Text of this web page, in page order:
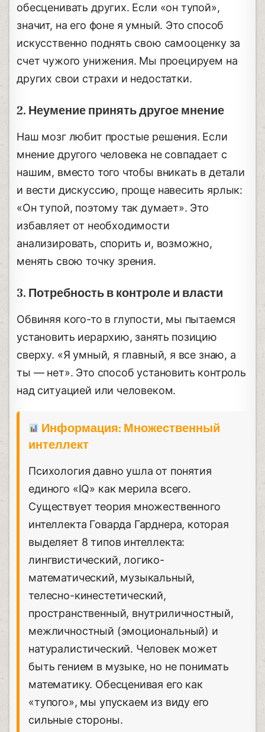
обесценивать других. Если «он тупой»,
значит, на его фоне я умный. Это способ
искусственно поднять свою самооценку за
счет чужого унижения. Мы проецируем на
других свои страхи и недостатки.
2. Неумение принять другое мнение
Наш мозг любит простые решения. Если
мнение другого человека не совпадает с
нашим, вместо того чтобы вникать в детали
и вести дискуссию, проще навесить ярлык:
«Он тупой, поэтому так думает». Это
избавляет от необходимости
анализировать, спорить и, возможно,
менять свою точку зрения.
3. Потребность в контроле и власти
Обвиняя кого-то в глупости, мы пытаемся
установить иерархию, занять позицию
сверху. «Я умный, я главный, я все знаю, а
ты — нет». Это способ установить контроль
над ситуацией или человеком.
Информация: Множественный
интеллект
Психология давно ушла от понятия
единого «IQ» как мерила всего.
Существует теория множественного
интеллекта Говарда Гарднера, которая
выделяет 8 типов интеллекта:
лингвистический, логико-
математический, музыкальный,
телесно-кинестетический,
пространственный, внутриличностный,
межличностный (эмоциональный) и
натуралистический. Человек может
быть гением в музыке, но не понимать
математику. Обесценивая его как
«тупого», мы упускаем из виду его
сильные стороны.